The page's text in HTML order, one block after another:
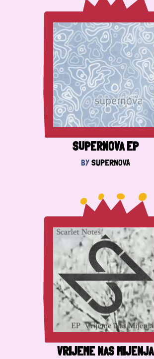
SUPERNOVA EP
BYSUPERNOVA
VRIJEME NAS MIJENJA